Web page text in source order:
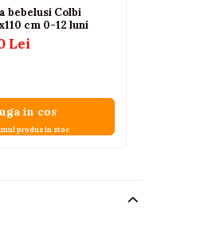
bebelusi Colbi
cm 0-12 luni
Lei
in cos
produs in stoc